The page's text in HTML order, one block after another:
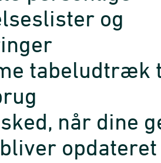
og
tabeludtræk
når dine
opdateret